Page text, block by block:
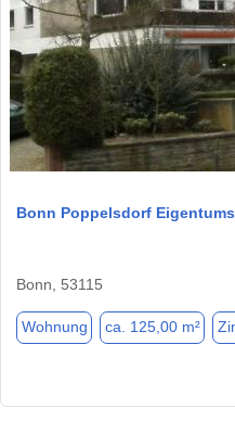
Bonn Poppelsdorf
Bonn, 53115
Wohnung ca. 125,00 m²